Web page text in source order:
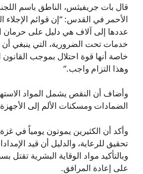
قال بات جريفيثس، الناطق باسم
الأحمر في القدس: “إن قوائم الإجلاء
عددها إلى آلاف هي دليل على حرمان
خدمات تحت الضرورية، التي ينبغي أن
خاصة أنها قوة احتلال بموجب القانون
وهذا التزام واجب.”
وأضاف أن النقص يشمل المواد
الضمادات ومسكنات الألم إلى
وأكد أن الكثيرين يموتون يومياً في
تحقيق للرعاية، والدليل أن قيد
وبالتأكيد مواد الوقاية البشرية تقتل
على إعادة المرافق.